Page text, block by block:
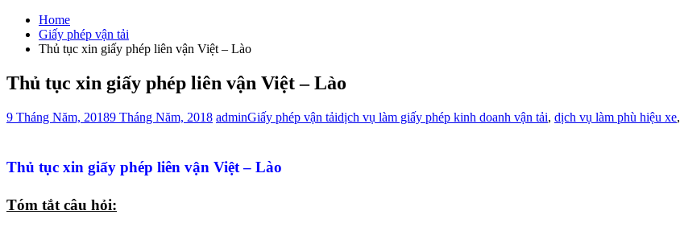
Home
Giấy phép vận tải
Thủ tục xin giấy phép liên vận Việt – Lào
Thủ tục xin giấy phép liên vận Việt – Lào
9 Tháng Năm, 20189 Tháng Năm, 2018 adminGiấy phép vận tảidịch vụ làm giấy phép kinh doanh vận tải, dịch vụ làm phù hiệu xe,
Thủ tục xin giấy phép liên vận Việt – Lào
Tóm tắt câu hỏi: